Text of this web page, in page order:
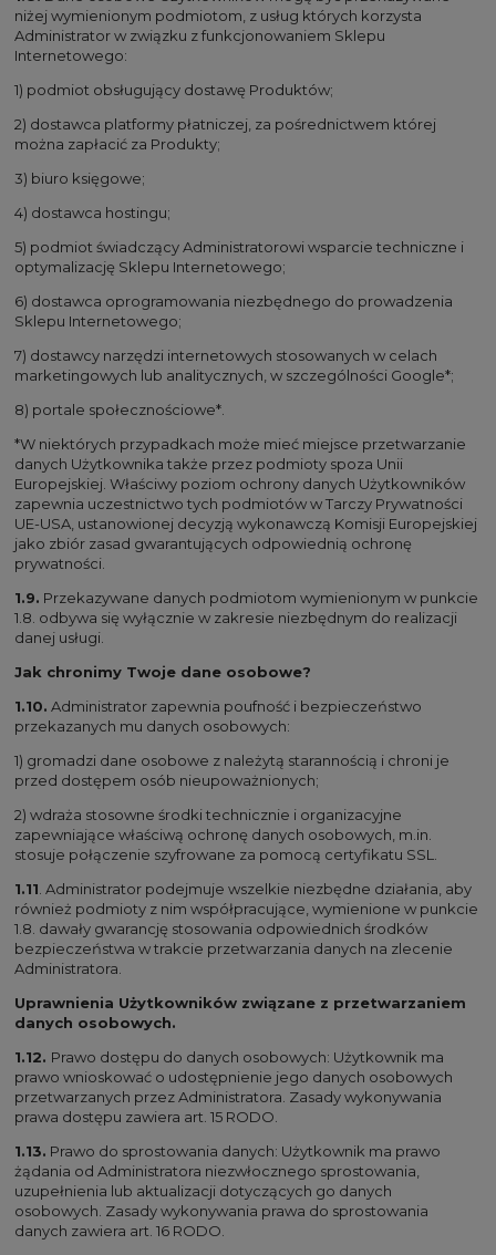
niżej wymienionym podmiotom, z usług których korzysta
Administrator w związku z funkcjonowaniem Sklepu
Internetowego:
1) podmiot obsługujący dostawę Produktów;
2) dostawca platformy płatniczej, za pośrednictwem której
można zapłacić za Produkty;
3) biuro księgowe;
4) dostawca hostingu;
5) podmiot świadczący Administratorowi wsparcie techniczne i
optymalizację Sklepu Internetowego;
6) dostawca oprogramowania niezbędnego do prowadzenia
Sklepu Internetowego;
7) dostawcy narzędzi internetowych stosowanych w celach
marketingowych lub analitycznych, w szczególności Google*;
8) portale społecznościowe*.
*W niektórych przypadkach może mieć miejsce przetwarzanie
danych Użytkownika także przez podmioty spoza Unii
Europejskiej. Właściwy poziom ochrony danych Użytkowników
zapewnia uczestnictwo tych podmiotów w Tarczy Prywatności
UE-USA, ustanowionej decyzją wykonawczą Komisji Europejskiej
jako zbiór zasad gwarantujących odpowiednią ochronę
prywatności.
1.9. Przekazywane danych podmiotom wymienionym w punkcie
1.8. odbywa się wyłącznie w zakresie niezbędnym do realizacji
danej usługi.
Jak chronimy Twoje dane osobowe?
1.10. Administrator zapewnia poufność i bezpieczeństwo
przekazanych mu danych osobowych:
1) gromadzi dane osobowe z należytą starannością i chroni je
przed dostępem osób nieupoważnionych;
2) wdraża stosowne środki technicznie i organizacyjne
zapewniające właściwą ochronę danych osobowych, m.in.
stosuje połączenie szyfrowane za pomocą certyfikatu SSL.
1.11 . Administrator podejmuje wszelkie niezbędne działania, aby
również podmioty z nim współpracujące, wymienione w punkcie
1.8. dawały gwarancję stosowania odpowiednich środków
bezpieczeństwa w trakcie przetwarzania danych na zlecenie
Administratora.
Uprawnienia Użytkowników związane z przetwarzaniem
danych osobowych.
1.12. Prawo dostępu do danych osobowych: Użytkownik ma
prawo wnioskować o udostępnienie jego danych osobowych
przetwarzanych przez Administratora. Zasady wykonywania
prawa dostępu zawiera art. 15 RODO.
1.13. Prawo do sprostowania danych: Użytkownik ma prawo
żądania od Administratora niezwłocznego sprostowania,
uzupełnienia lub aktualizacji dotyczących go danych
osobowych. Zasady wykonywania prawa do sprostowania
danych zawiera art. 16 RODO.